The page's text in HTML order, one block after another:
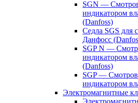
SGN —
индикатором
(Danfoss)
Седла SGS для
Данфосс
SGP N —
индикатором
(Danfoss)
SGP —
индикатором
Электромагнитные